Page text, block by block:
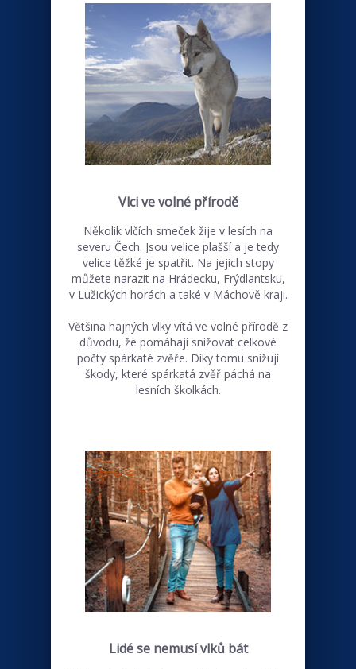
Vlci ve volné přírodě
Několik vlčích smeček žije v lesích na
severu Čech. Jsou velice plašší a je tedy
velice těžké je spatřit. Na jejich stopy
můžete narazit na Hrádecku, Frýdlantsku,
v Lužických horách a také v Máchově kraji.
Většina hajných vlky vítá ve volné přírodě z
důvodu, že pomáhají snižovat celkové
počty spárkaté zvěře. Díky tomu snižují
škody, které spárkatá zvěř páchá na
lesních školkách.
Lidé se nemusí vlků bát